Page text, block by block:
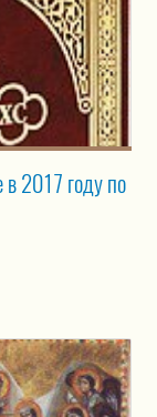
в 2017 году по